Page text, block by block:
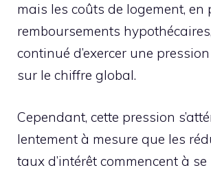
mais les coûts de logement, en
remboursements
continué d’exercer une
sur le chiffre global.
Cependant, cette pression
lentement à mesure que les
taux d’intérêt commencent à